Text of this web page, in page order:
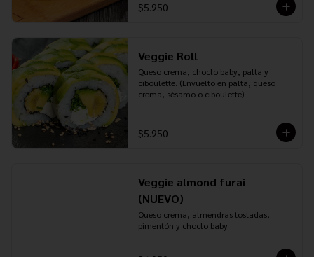
$5.950
Veggie Roll
Queso crema, choclo baby, palta y
ciboulette. (Envuelto en palta, queso
crema, sésamo o ciboulette)
$5.950
Veggie almond furai
(NUEVO)
Queso crema, almendras tostadas,
pimentón y choclo baby